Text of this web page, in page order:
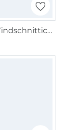
E-Book Windschnittich Basic Raglanshirt Damen